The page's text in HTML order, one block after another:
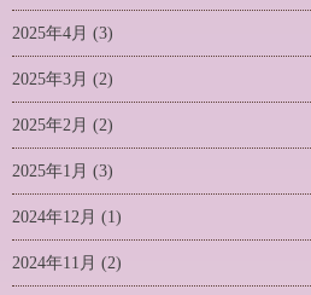
2025年4月 (3)
2025年3月 (2)
2025年2月 (2)
2025年1月 (3)
2024年12月 (1)
2024年11月 (2)